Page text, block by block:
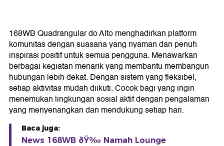
168WB Quadrangular do Alto menghadirkan platform
komunitas dengan suasana yang nyaman dan penuh
inspirasi positif untuk semua pengguna. Menawarkan
berbagai kegiatan menarik yang membantu membangun
hubungan lebih dekat. Dengan sistem yang fleksibel,
setiap aktivitas mudah diikuti. Cocok bagi yang ingin
menemukan lingkungan sosial aktif dengan pengalaman
yang menyenangkan dan mendukung setiap hari.
Baca juga:
News 168WB ðŸ‰ Namah Lounge